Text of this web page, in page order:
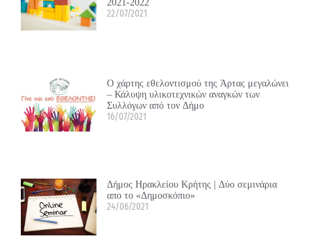
22/07/2021
Ο χάρτης εθελοντισμού της Άρτας μεγαλώνει
– Κάλυψη υλικοτεχνικών αναγκών των
Συλλόγων από τον Δήμο
16/07/2021
Δήμος Ηρακλείου Κρήτης | Δύο σεμινάρια
απο το «Δημοσκόπιο»
24/06/2021